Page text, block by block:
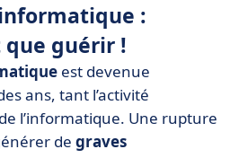
:
guérir !
est devenue
ans, tant l’activité
l’informatique. Une rupture
de graves